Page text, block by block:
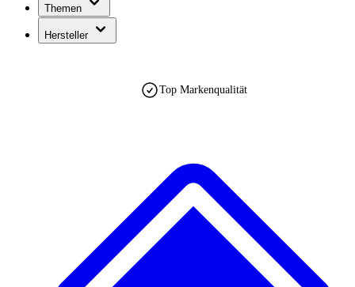
Themen
Hersteller
Top Markenqualität